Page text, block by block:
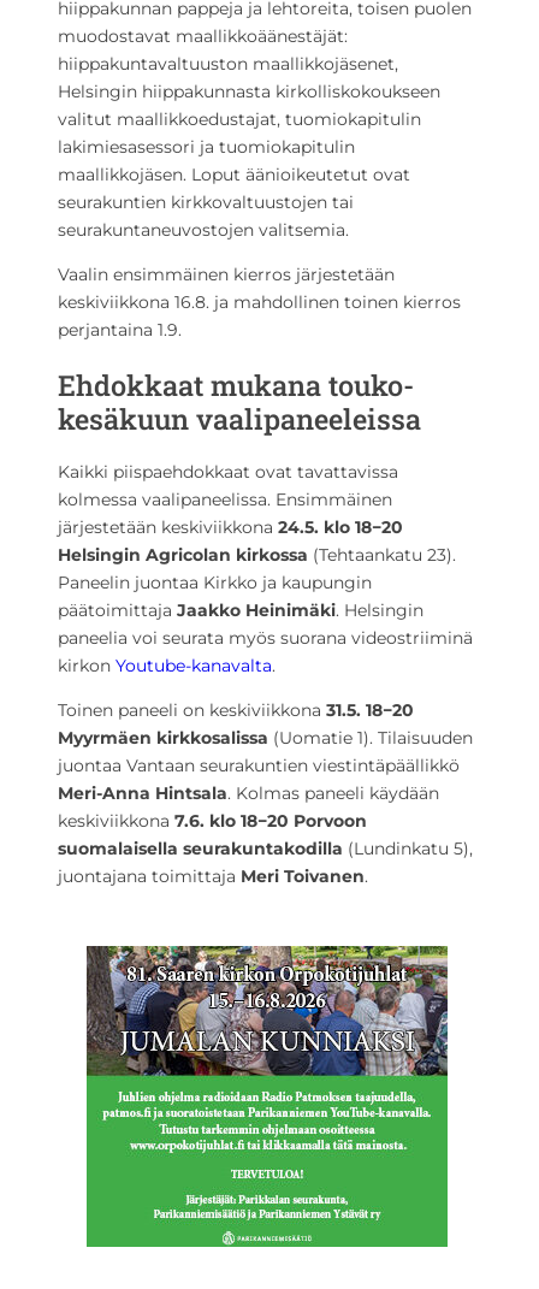
hiippakunnan pappeja ja lehtoreita, toisen puolen
muodostavat maallikkoäänestäjät:
hiippakuntavaltuuston maallikkojäsenet,
Helsingin hiippakunnasta kirkolliskokoukseen
valitut maallikkoedustajat, tuomiokapitulin
lakimiesasessori ja tuomiokapitulin
maallikkojäsen. Loput äänioikeutetut ovat
seurakuntien kirkkovaltuustojen tai
seurakuntaneuvostojen valitsemia.
Vaalin ensimmäinen kierros järjestetään
keskiviikkona 16.8. ja mahdollinen toinen kierros
perjantaina 1.9.
Ehdokkaat mukana touko-
kesäkuun vaalipaneeleissa
Kaikki piispaehdokkaat ovat tavattavissa
kolmessa vaalipaneelissa. Ensimmäinen
järjestetään keskiviikkona 24.5. klo 18−20
Helsingin Agricolan kirkossa (Tehtaankatu 23).
Paneelin juontaa Kirkko ja kaupungin
päätoimittaja Jaakko Heinimäki. Helsingin
paneelia voi seurata myös suorana videostriiminä
kirkon Youtube-kanavalta.
Toinen paneeli on keskiviikkona 31.5. 18−20
Myyrmäen kirkkosalissa (Uomatie 1). Tilaisuuden
juontaa Vantaan seurakuntien viestintäpäällikkö
Meri-Anna Hintsala. Kolmas paneeli käydään
keskiviikkona 7.6. klo 18−20 Porvoon
suomalaisella seurakuntakodilla (Lundinkatu 5),
juontajana toimittaja Meri Toivanen.